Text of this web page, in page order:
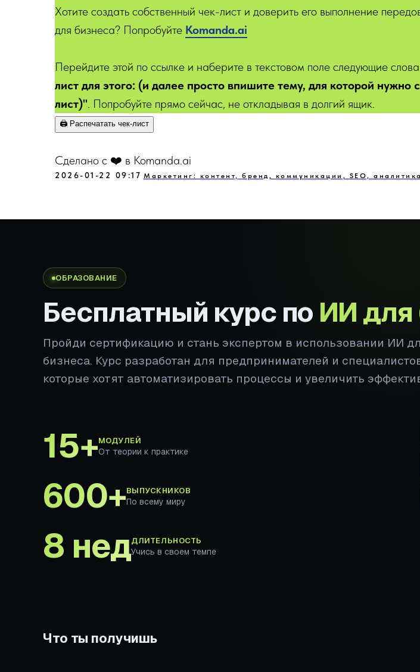
Хотите создать собственный чек-лист и доверить его выполнение
для бизнеса? Попробуйте Komanda.ai
Перейдите этой по ссылке и наберите в текстовом поле следующие
лист для этого: (и далее просто впишите тему, для которой нужно
лист)". Попробуйте прямо сейчас, не откладывая в долгий ящик.
🖨️ Распечатать чек-лист
Сделано с ❤️ в Komanda.ai
2026-01-22 09:17 Маркетинг: контент, бренд, коммуникации, SEO, аналитика
ОБРАЗОВАНИЕ
Бесплатный курс по ИИ для
Пройди сертификацию и стань экспертом в использовании ИИ
бизнеса. Курс разработан для предпринимателей и
которые хотят автоматизировать процессы и увеличить
15+МОДУЛЕЙ
От теории к практике
600+ВЫПУСКНИКОВ
По всему миру
8 недДЛИТЕЛЬНОСТЬ
Учись в своем темпе
Что ты получишь